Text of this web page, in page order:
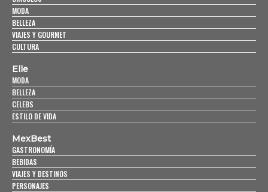
MODA
BELLEZA
VIAJES Y GOURMET
CULTURA
Elle
MODA
BELLEZA
CELEBS
ESTILO DE VIDA
MexBest
GASTRONOMÍA
BEBIDAS
VIAJES Y DESTINOS
PERSONAJES